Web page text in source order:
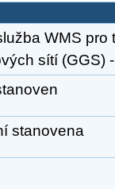
WMS pro
sítí (GGS)
stanovena